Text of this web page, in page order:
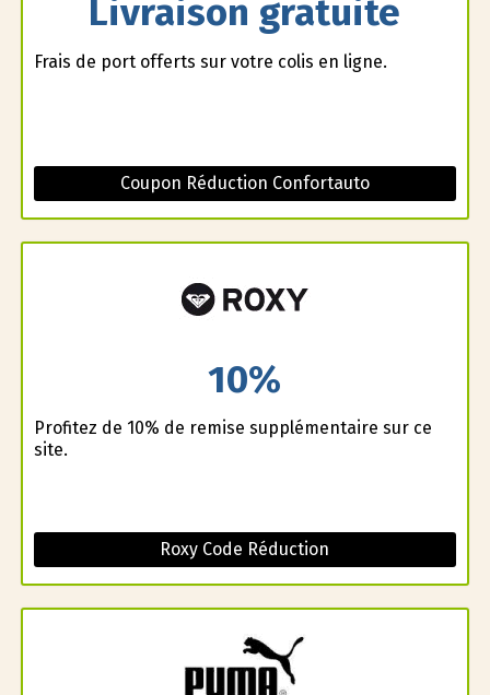
Livraison gratuite
Frais de port offerts sur votre colis en ligne.
Coupon Réduction Confortauto
10%
Profitez de 10% de remise supplémentaire sur ce
site.
Roxy Code Réduction